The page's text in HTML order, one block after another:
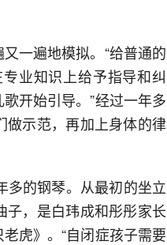
一遍地模拟。“给普通的
业知识上给予指导和纠
开始引导。”经过一年多
做示范，再加上身体的律
多的钢琴。从最初的坐立
子，是白玮成和彤彤家长
虎》。“自闭症孩子需要